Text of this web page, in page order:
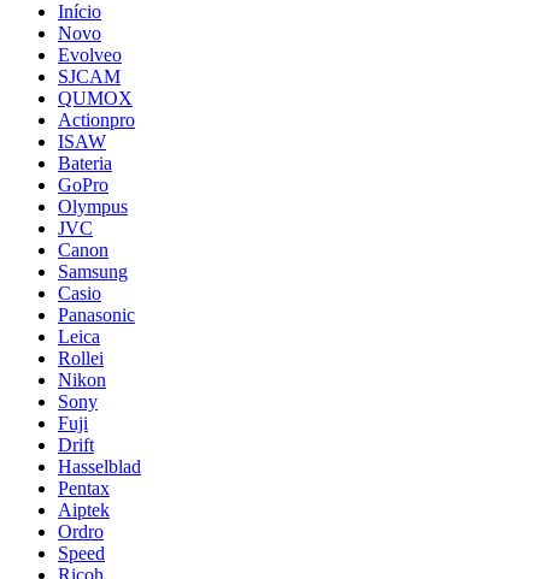
Início
Novo
Evolveo
SJCAM
QUMOX
Actionpro
ISAW
Bateria
GoPro
Olympus
JVC
Canon
Samsung
Casio
Panasonic
Leica
Rollei
Nikon
Sony
Fuji
Drift
Hasselblad
Pentax
Aiptek
Ordro
Speed
Ricoh